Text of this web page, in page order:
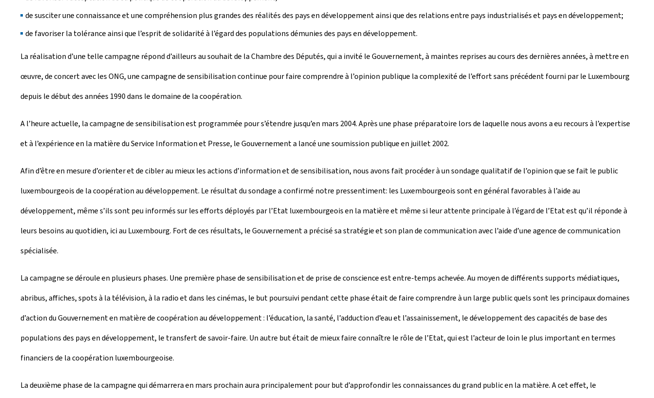
de susciter une connaissance et une compréhension plus grandes des réalités des pays en développement ainsi que des relations entre pays industrialisés et pays en développement;
de favoriser la tolérance ainsi que l’esprit de solidarité à l’égard des populations démunies des pays en développement.
La réalisation d’une telle campagne répond d’ailleurs au souhait de la Chambre des Députés, qui a invité le Gouvernement, à maintes reprises au cours des dernières années, à mettre en
œuvre, de concert avec les ONG, une campagne de sensibilisation continue pour faire comprendre à l’opinion publique la complexité de l’effort sans précédent fourni par le Luxembourg
depuis le début des années 1990 dans le domaine de la coopération.
A l’heure actuelle, la campagne de sensibilisation est programmée pour s’étendre jusqu’en mars 2004. Après une phase préparatoire lors de laquelle nous avons a eu recours à l’expertise
et à l’expérience en la matière du Service Information et Presse, le Gouvernement a lancé une soumission publique en juillet 2002.
Afin d’être en mesure d’orienter et de cibler au mieux les actions d’information et de sensibilisation, nous avons fait procéder à un sondage qualitatif de l’opinion que se fait le public
luxembourgeois de la coopération au développement. Le résultat du sondage a confirmé notre pressentiment: les Luxembourgeois sont en général favorables à l’aide au
développement, même s’ils sont peu informés sur les efforts déployés par l’Etat luxembourgeois en la matière et même si leur attente principale à l’égard de l’Etat est qu’il réponde à
leurs besoins au quotidien, ici au Luxembourg. Fort de ces résultats, le Gouvernement a précisé sa stratégie et son plan de communication avec l’aide d’une agence de communication
spécialisée.
La campagne se déroule en plusieurs phases. Une première phase de sensibilisation et de prise de conscience est entre-temps achevée. Au moyen de différents supports médiatiques,
abribus, affiches, spots à la télévision, à la radio et dans les cinémas, le but poursuivi pendant cette phase était de faire comprendre à un large public quels sont les principaux domaines
d’action du Gouvernement en matière de coopération au développement : l’éducation, la santé, l’adduction d’eau et l’assainissement, le développement des capacités de base des
populations des pays en développement, le transfert de savoir-faire. Un autre but était de mieux faire connaître le rôle de l’Etat, qui est l’acteur de loin le plus important en termes
financiers de la coopération luxembourgeoise.
La deuxième phase de la campagne qui démarrera en mars prochain aura principalement pour but d’approfondir les connaissances du grand public en la matière. A cet effet, le